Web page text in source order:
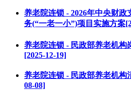
养老院连锁 - 2026年中央财
务(“一老一小”)项目实施方案
养老院连锁 - 民政部养老机构
[2025-12-19]
养老院连锁 - 民政部养老机构
08-08]